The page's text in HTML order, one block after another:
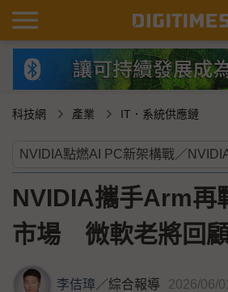
科技網 產業 IT．系統供應鏈
NVIDIA攜手Arm再
市場 微軟老將回
李佶璋／綜合報導 2026/06/